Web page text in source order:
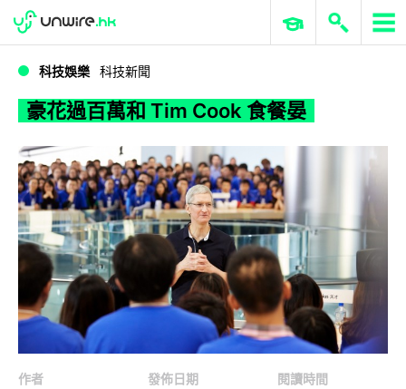
豪花過百萬和 Tim Cook 食餐晏
WWDC 2026 ERP 與商業 AI
科技娛樂 科技新聞
豪花過百萬和 Tim Cook 食餐晏
作者
發佈日期
閱讀時間